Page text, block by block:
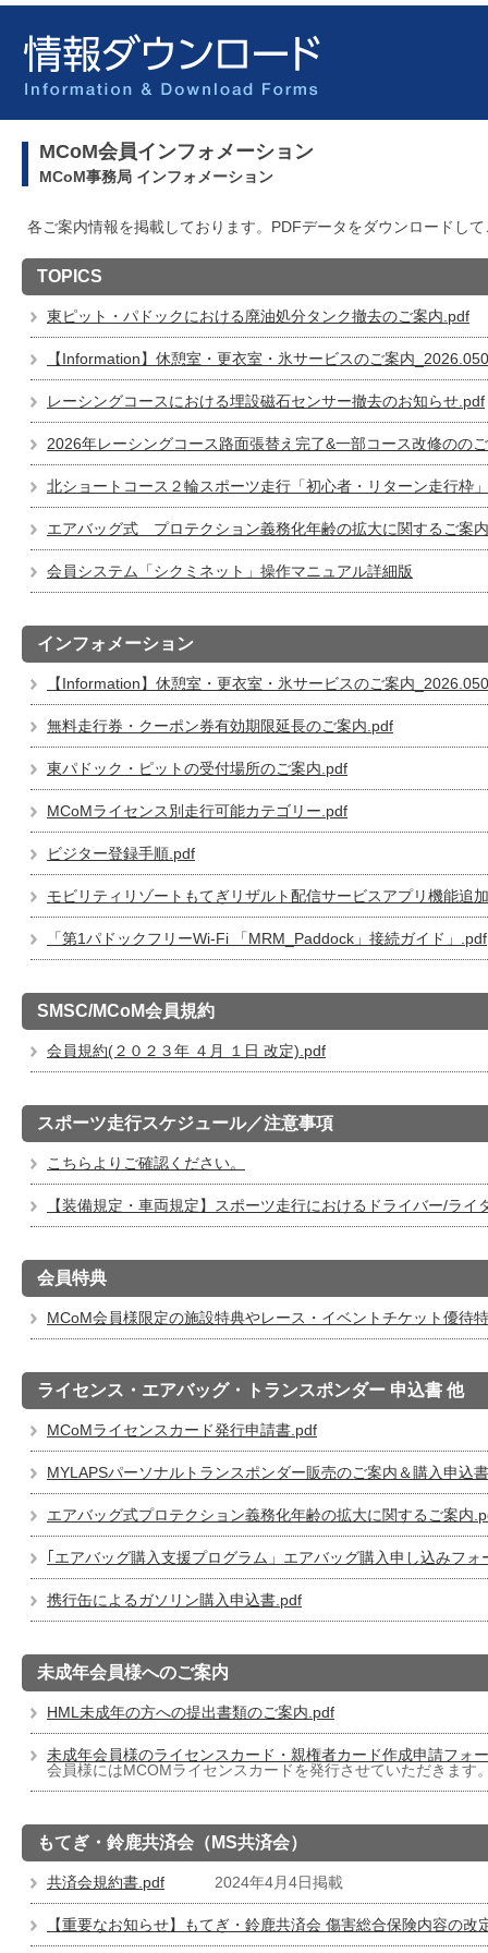
MCoM会員インフォメーション
MCoM事務局 インフォメーション
各ご案内情報を掲載しております。PDFデータをダウンロードし
TOPICS
東ピット・パドックにおける廃油処分タンク撤去のご案内.pdf
【Information】休憩室・更衣室・氷サービスのご案内
レーシングコースにおける埋設磁石センサー撤去のお知らせ.pdf
2026年レーシングコース路面張替え完了&一部コース改修のの
北ショートコース２輪スポーツ走行「初心者・リターン走行枠
エアバッグ式 プロテクション義務化年齢の拡大に関するご案
会員システム「シクミネット」操作マニュアル詳細版
インフォメーション
【Information】休憩室・更衣室・氷サービスのご案内
無料走行券・クーポン券有効期限延長のご案内.pdf
東パドック・ピットの受付場所のご案内.pdf
MCoMライセンス別走行可能カテゴリー.pdf
ビジター登録手順.pdf
モビリティリゾートもてぎリザルト配信サービスアプリ機能追
「第1パドックフリーWi-Fi 「MRM_Paddock」接続ガイド」.pdf
SMSC/MCoM会員規約
会員規約(２０２３年 ４月 １日 改定).pdf
スポーツ走行スケジュール／注意事項
こちらよりご確認ください。
【装備規定・車両規定】スポーツ走行におけるドライバー/ラ
会員特典
MCoM会員様限定の施設特典やレース・イベントチケット優待
ライセンス・エアバッグ・トランスポンダー 申込書 他
MCoMライセンスカード発行申請書.pdf
MYLAPSパーソナルトランスポンダー販売のご案内＆購入申込
エアバッグ式プロテクション義務化年齢の拡大に関するご案内
｢エアバッグ購入支援プログラム」エアバッグ購入申し込みフォ
携行缶によるガソリン購入申込書.pdf
未成年会員様へのご案内
HML未成年の方への提出書類のご案内.pdf
未成年会員様のライセンスカード・親権者カード作成申請フォ
会員様にはMCOMライセンスカードを発行させていただきま
もてぎ・鈴鹿共済会（MS共済会）
共済会規約書.pdf 2024年4月4日掲載
【重要なお知らせ】もてぎ・鈴鹿共済会 傷害総合保険内容の改